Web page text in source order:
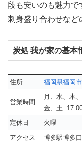
段も安いのも魅力で
刺身盛り合わせなど
炭処 我が家の基本
住所 福岡県福岡
営業時間
月、水、木
金、土:
定休日
火曜
アクセス
博多駅博多